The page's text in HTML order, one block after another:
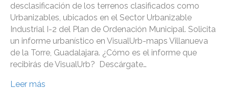
desclasificación de los terrenos clasificados como
Urbanizables, ubicados en el Sector Urbanizable
Industrial I-2 del Plan de Ordenación Municipal. Solicita
un informe urbanístico en VisualUrb-maps Villanueva
de la Torre, Guadalajara. ¿Cómo es el informe que
recibirás de VisualUrb? Descárgate…
Leer más